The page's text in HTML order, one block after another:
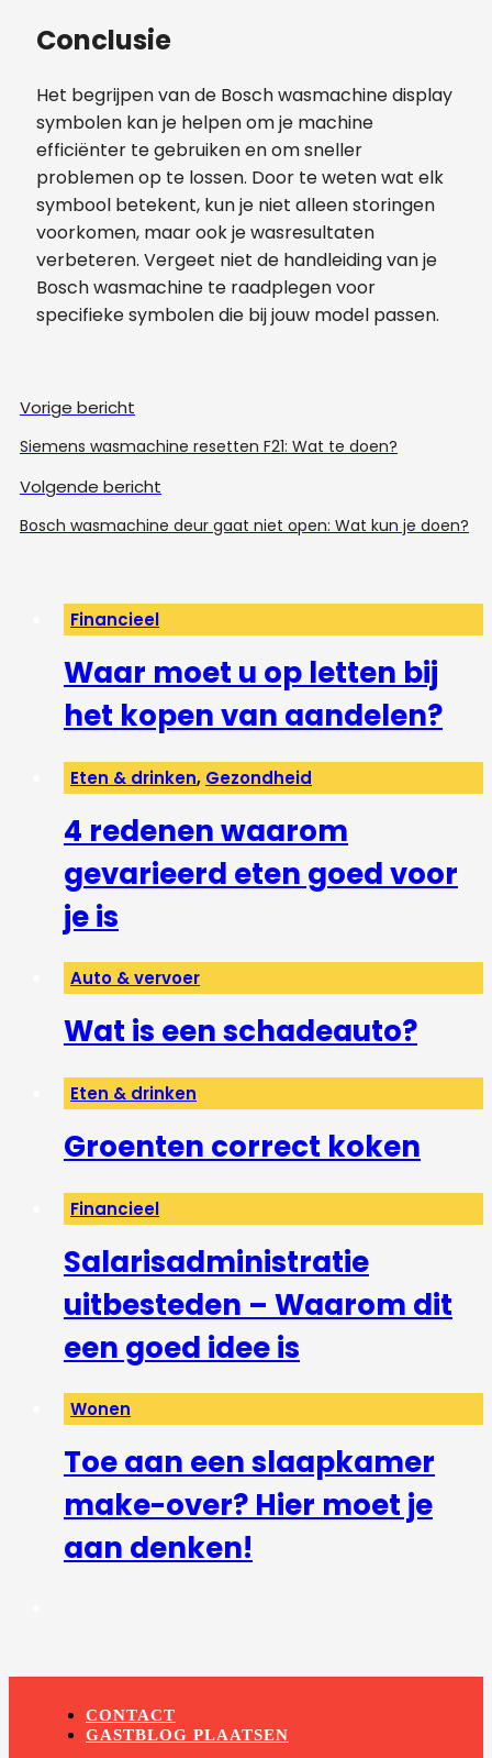
Conclusie
Het begrijpen van de Bosch wasmachine display
symbolen kan je helpen om je machine
efficiënter te gebruiken en om sneller
problemen op te lossen. Door te weten wat elk
symbool betekent, kun je niet alleen storingen
voorkomen, maar ook je wasresultaten
verbeteren. Vergeet niet de handleiding van je
Bosch wasmachine te raadplegen voor
specifieke symbolen die bij jouw model passen.
Vorige bericht
Siemens wasmachine resetten F21: Wat te doen?
Volgende bericht
Bosch wasmachine deur gaat niet open: Wat kun je doen?
Financieel
Waar moet u op letten bij
het kopen van aandelen?
Eten & drinken, Gezondheid
4 redenen waarom
gevarieerd eten goed voor
je is
Auto & vervoer
Wat is een schadeauto?
Eten & drinken
Groenten correct koken
Financieel
Salarisadministratie
uitbesteden – Waarom dit
een goed idee is
Wonen
Toe aan een slaapkamer
make-over? Hier moet je
aan denken!
CONTACT
GASTBLOG PLAATSEN